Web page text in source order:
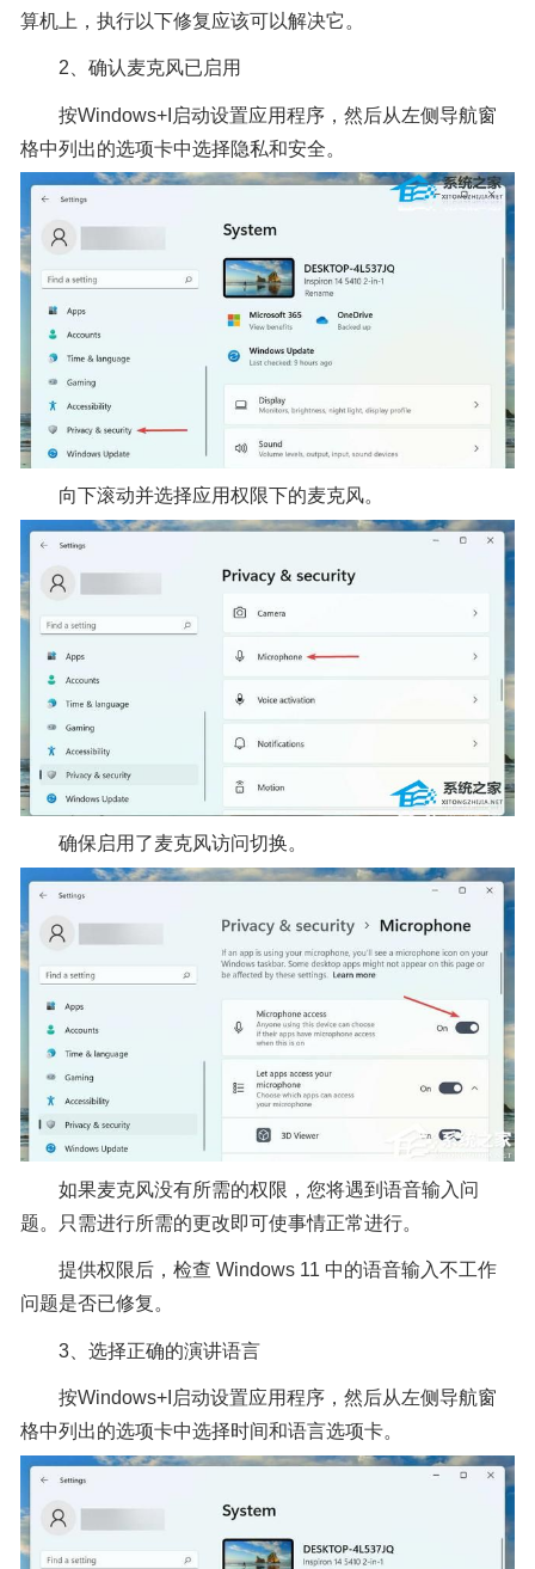
算机上，执行以下修复应该可以解决它。
2、确认麦克风已启用
按Windows+I启动设置应用程序，然后从左侧导航窗
格中列出的选项卡中选择隐私和安全。
向下滚动并选择应用权限下的麦克风。
确保启用了麦克风访问切换。
如果麦克风没有所需的权限，您将遇到语音输入问
题。只需进行所需的更改即可使事情正常进行。
提供权限后，检查 Windows 11 中的语音输入不工作
问题是否已修复。
3、选择正确的演讲语言
按Windows+I启动设置应用程序，然后从左侧导航窗
格中列出的选项卡中选择时间和语言选项卡。